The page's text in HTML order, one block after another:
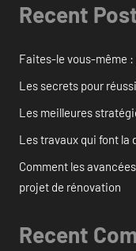
Recent
Faites-le vous-même
Les secrets pour
Les meilleures
Les travaux qui font la
Comment les
projet de rénovation
Recent